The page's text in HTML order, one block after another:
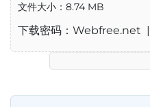
文件大小：8.74 MB
下载密码：Webfree.net |